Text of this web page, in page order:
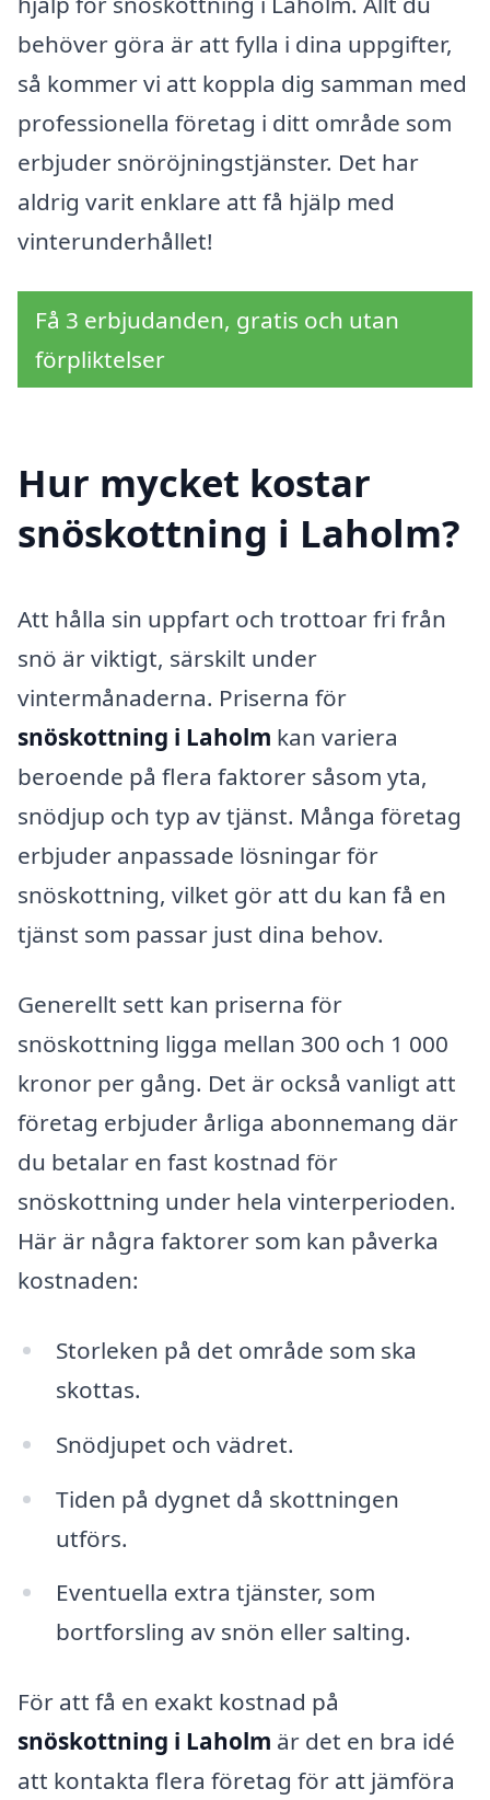
behöver göra är att fylla i dina uppgifter,
så kommer vi att koppla dig samman med
professionella företag i ditt område som
erbjuder snöröjningstjänster. Det har
aldrig varit enklare att få hjälp med
vinterunderhållet!
Få 3 erbjudanden, gratis och utan
förpliktelser
Hur mycket kostar
snöskottning i Laholm?
Att hålla sin uppfart och trottoar fri från
snö är viktigt, särskilt under
vintermånaderna. Priserna för
snöskottning i Laholm kan variera
beroende på flera faktorer såsom yta,
snödjup och typ av tjänst. Många företag
erbjuder anpassade lösningar för
snöskottning, vilket gör att du kan få en
tjänst som passar just dina behov.
Generellt sett kan priserna för
snöskottning ligga mellan 300 och 1 000
kronor per gång. Det är också vanligt att
företag erbjuder årliga abonnemang där
du betalar en fast kostnad för
snöskottning under hela vinterperioden.
Här är några faktorer som kan påverka
kostnaden:
Storleken på det område som ska
skottas.
Snödjupet och vädret.
Tiden på dygnet då skottningen
utförs.
Eventuella extra tjänster, som
bortforsling av snön eller salting.
För att få en exakt kostnad på
snöskottning i Laholm är det en bra idé
att kontakta flera företag för att jämföra